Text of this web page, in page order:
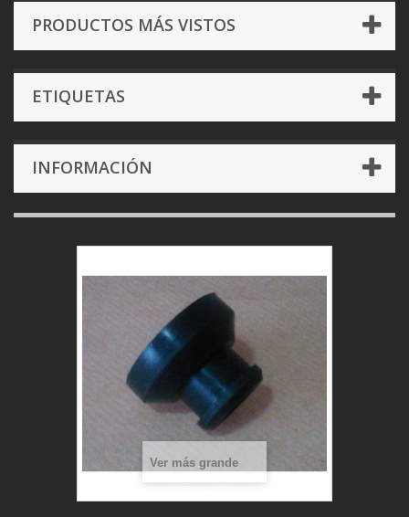
PRODUCTOS MÁS VISTOS
ETIQUETAS
INFORMACIÓN
Ver más grande